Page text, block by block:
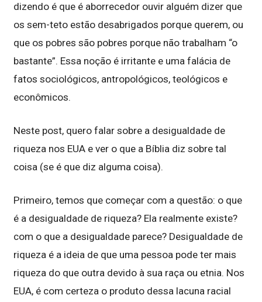
dizendo é que é aborrecedor ouvir alguém dizer que
os sem-teto estão desabrigados porque querem, ou
que os pobres são pobres porque não trabalham “o
bastante”. Essa noção é irritante e uma falácia de
fatos sociológicos, antropológicos, teológicos e
econômicos.
Neste post, quero falar sobre a desigualdade de
riqueza nos EUA e ver o que a Bíblia diz sobre tal
coisa (se é que diz alguma coisa).
Primeiro, temos que começar com a questão: o que
é a desigualdade de riqueza? Ela realmente existe?
com o que a desigualdade parece? Desigualdade de
riqueza é a ideia de que uma pessoa pode ter mais
riqueza do que outra devido à sua raça ou etnia. Nos
EUA, é com certeza o produto dessa lacuna racial